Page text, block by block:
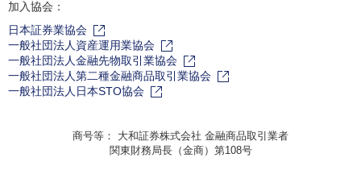
加入協会：
日本証券業協会
一般社団法人資産運用業協会
一般社団法人金融先物取引業協会
一般社団法人第二種金融商品取引業協会
一般社団法人日本STO協会
商号等： 大和証券株式会社 金融商品取引業者
関東財務局長（金商）第108号